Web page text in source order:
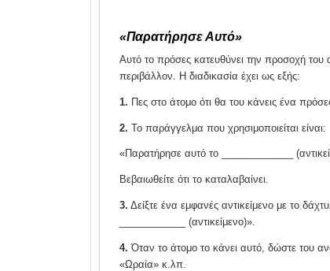
«Παρατήρησε Αυτό»
Αυτό το πρόσες κατευθύνει την προσοχή
περιβάλλον. Η διαδικασία έχει ως εξής:
1. Πες στο άτομο ότι θα του κάνεις ένα
2. Το παράγγελμα που χρησιμοποιείται είναι:
«Παρατήρησε αυτό το _____________
Βεβαιωθείτε ότι το καταλαβαίνει.
3. Δείξτε ένα εμφανές αντικείμενο με το
____________ (αντικείμενο)».
4. Όταν το άτομο το κάνει αυτό, δώστε του
«Ωραία» κ.λπ.